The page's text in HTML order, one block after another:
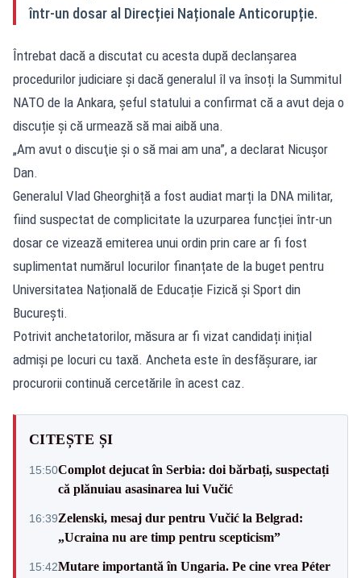
într-un dosar al Direcției Naționale Anticorupție.
Întrebat dacă a discutat cu acesta după declanșarea
procedurilor judiciare și dacă generalul îl va însoți la Summitul
NATO de la Ankara, șeful statului a confirmat că a avut deja o
discuție și că urmează să mai aibă una.
„Am avut o discuţie şi o să mai am una”, a declarat Nicușor
Dan.
Generalul Vlad Gheorghiță a fost audiat marți la DNA militar,
fiind suspectat de complicitate la uzurparea funcției într-un
dosar ce vizează emiterea unui ordin prin care ar fi fost
suplimentat numărul locurilor finanțate de la buget pentru
Universitatea Națională de Educație Fizică și Sport din
București.
Potrivit anchetatorilor, măsura ar fi vizat candidați inițial
admiși pe locuri cu taxă. Ancheta este în desfășurare, iar
procurorii continuă cercetările în acest caz.
CITEȘTE ȘI
15:50Complot dejucat în Serbia: doi bărbați, suspectați
că plănuiau asasinarea lui Vučić
16:39Zelenski, mesaj dur pentru Vučić la Belgrad:
„Ucraina nu are timp pentru scepticism”
15:42Mutare importantă în Ungaria. Pe cine vrea Péter